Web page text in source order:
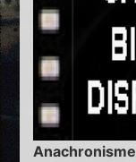
Anachronisme